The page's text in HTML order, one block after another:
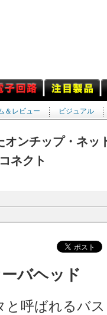
＆レビュー ビジュアル
オンチップ・ネ
ネクト
バヘッド
と呼ばれるバ